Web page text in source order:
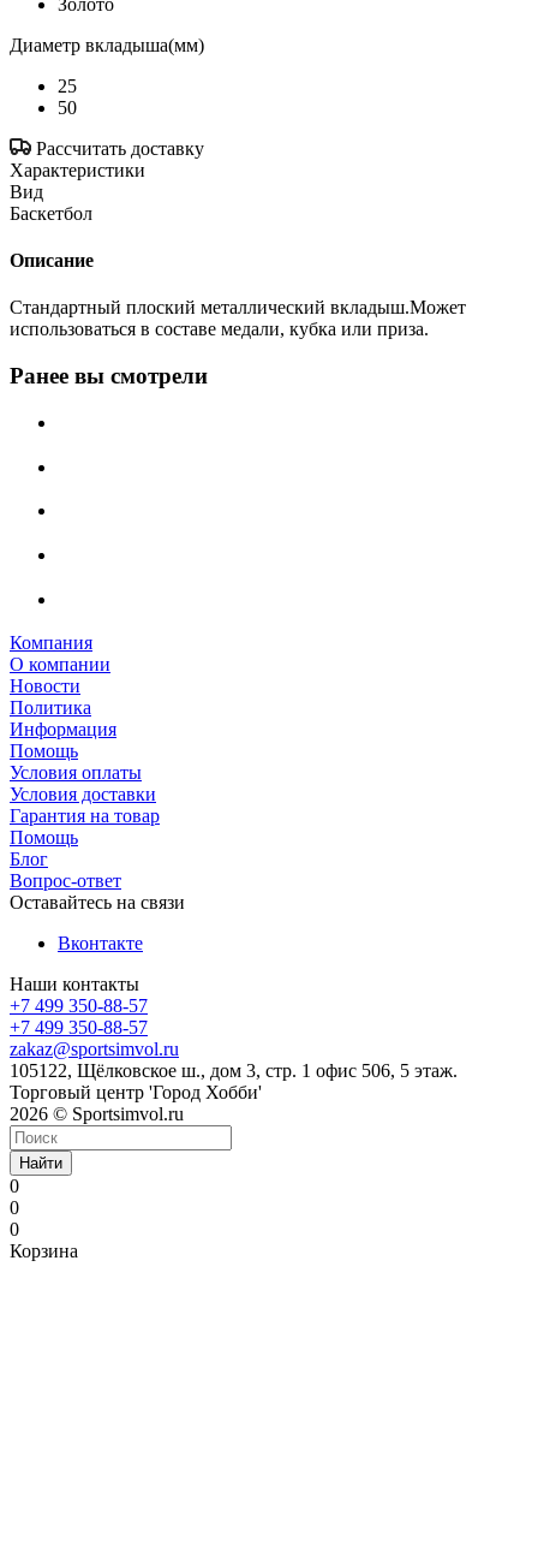
Диаметр вкладыша(мм)
25
50
Рассчитать доставку
Характеристики
Вид
Баскетбол
Описание
Стандартный плоский металлический вкладыш.Может
использоваться в составе медали, кубка или приза.
Ранее вы смотрели
Компания
О компании
Новости
Политика
Информация
Помощь
Условия оплаты
Условия доставки
Гарантия на товар
Помощь
Блог
Вопрос-ответ
Оставайтесь на связи
Вконтакте
Наши контакты
+7 499 350-88-57
+7 499 350-88-57
zakaz@sportsimvol.ru
105122, Щёлковское ш., дом 3, стр. 1 офис 506, 5 этаж.
Торговый центр 'Город Хобби'
2026 © Sportsimvol.ru
Найти
0
0
0
Корзина